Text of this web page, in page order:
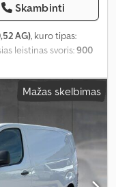
Skambinti
AG), kuro tipas:
leistinas svoris:900
tipas:automatinis,
, bendras ilgis:1 930
aukštis:
centrinis
(ESP), imobilaizerio
garantija,
oro pagalvė,
Mažas skelbimas